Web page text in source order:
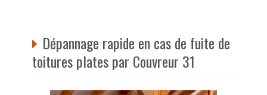
Dépannage rapide en cas de fuite de
toitures plates par Couvreur 31